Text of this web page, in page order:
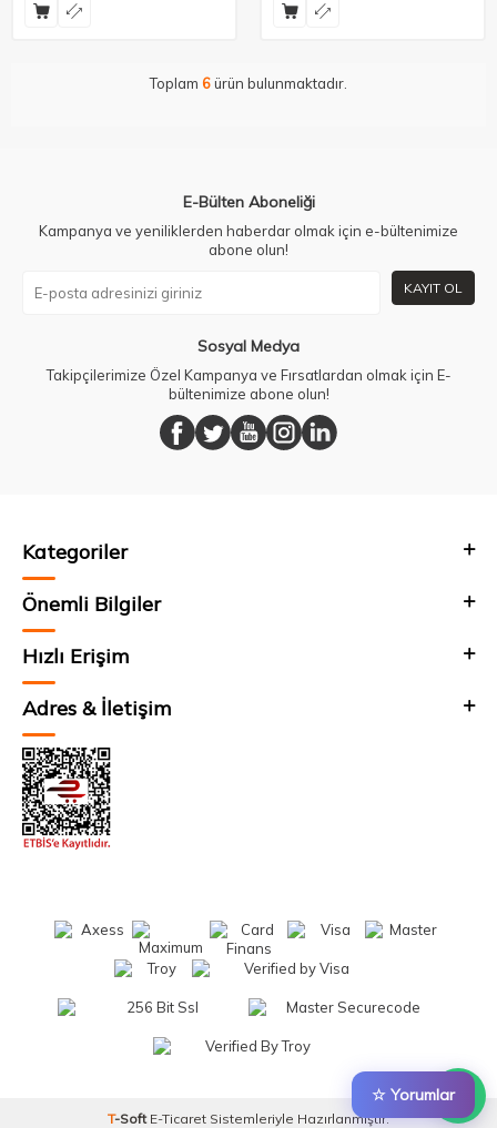
☆ Yorumlar
Toplam 6ürün bulunmaktadır.
E-Bülten Aboneliği
Kampanya ve yeniliklerden haberdar olmak için e-bültenimize
abone olun!
KAYIT OL
Sosyal Medya
Takipçilerimize Özel Kampanya ve Fırsatlardan olmak için E-
bültenimize abone olun!
Kategoriler
Önemli Bilgiler
Hızlı Erişim
Adres & İletişim
T-Soft E-Ticaret Sistemleriyle Hazırlanmıştır.